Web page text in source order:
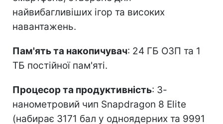
найвибагливіших ігор та високих
навантажень.
Пам'ять та накопичувач: 24 ГБ ОЗП та 1
ТБ постійної пам'яті.
Процесор та продуктивність: 3-
нанометровий чип Snapdragon 8 Elite
(набирає 3171 бал у одноядерних та 9991